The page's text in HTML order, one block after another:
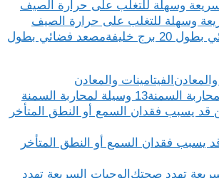
وسهلة للتغلب على حرارة الصيف
مصعد فضائي بطول
الفيتامينات والمعادن
13 وسيلة لمحاربة السمنة
يسبب فقدان السمع أو النطق المتأخر
الوجبات السريعة تهدد